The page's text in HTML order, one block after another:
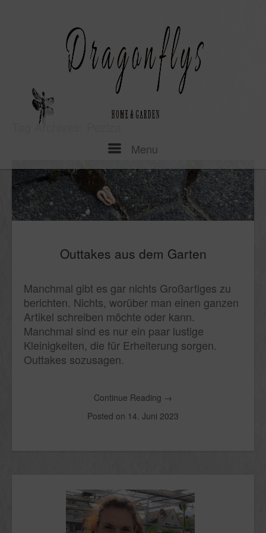
Menu
Tag Archives:
Outtakes aus dem Garten
Manchmal gibt es gar nichts Großartiges zu
berichten. Nichts, worüber man einen ganzen
Artikel schreiben möchte oder kann.
Manchmal sind es nur ein paar lustige
Kleinigkeiten, die für Erheiterung sorgen.
Outtakes sozusagen.
Continue Reading →
Posted on 14. Juni 2023